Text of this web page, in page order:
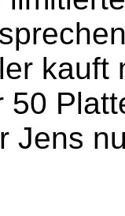
kauft
50
Jens